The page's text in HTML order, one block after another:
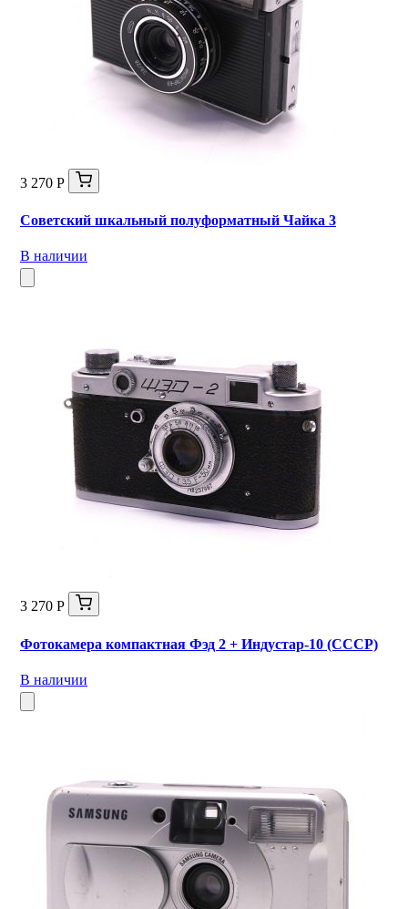
3 270 Р
Советский шкальный полуформатный Чайка 3
В наличии
3 270 Р
Фотокамера компактная Фэд 2 + Индустар-10 (СССР)
В наличии